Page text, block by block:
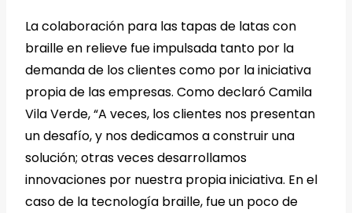
La colaboración para las tapas de latas con
braille en relieve fue impulsada tanto por la
demanda de los clientes como por la iniciativa
propia de las empresas. Como declaró Camila
Vila Verde, “A veces, los clientes nos presentan
un desafío, y nos dedicamos a construir una
solución; otras veces desarrollamos
innovaciones por nuestra propia iniciativa. En el
caso de la tecnología braille, fue un poco de